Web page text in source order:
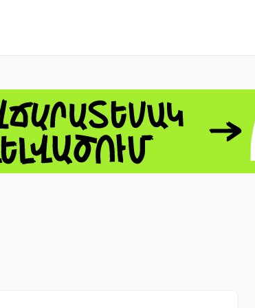
-0.12
+0.11
+0.04